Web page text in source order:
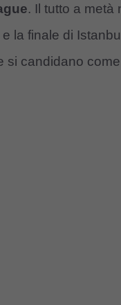
. Il tutto a metà
la finale di
si candidano